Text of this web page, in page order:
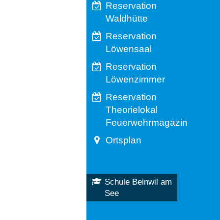
Reservation
Waldhütte
Reservation
Löwensaal
Reservation
Löwenzimmer
Reservation
Theorielokal
Feuerwehrmagazin
Ortsplan
Schule Beinwil am
See